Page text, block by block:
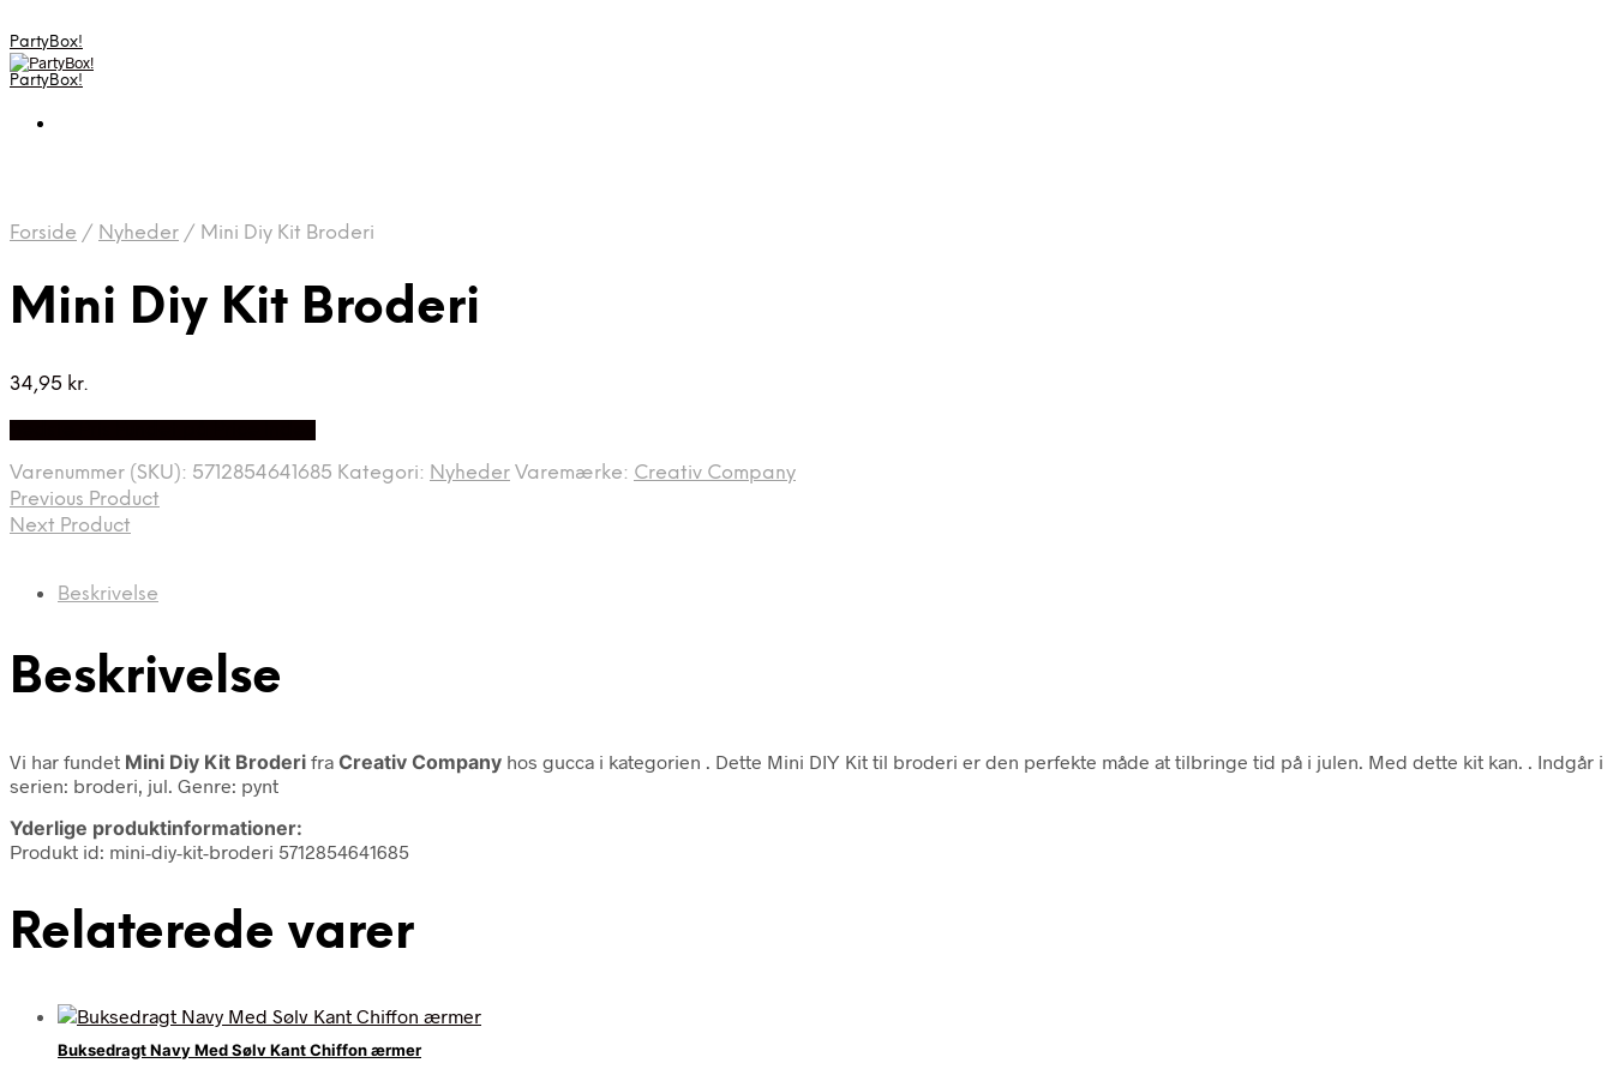
PartyBox!
PartyBox!
Forside / Nyheder / Mini Diy Kit Broderi
Mini Diy Kit Broderi
34,95 kr.
Varenummer (SKU): 5712854641685 Kategori: Nyheder Varemærke: Creativ Company
Previous Product
Next Product
Beskrivelse
Beskrivelse
Vi har fundet Mini Diy Kit Broderi fra Creativ Company hos gucca i kategorien
. Dette Mini DIY Kit til broderi er den perfekte måde at tilbringe tid på i julen. Med dette kit kan. . Indgår i
serien: broderi, jul. Genre: pynt
Yderlige produktinformationer:
Produkt id: mini-diy-kit-broderi 5712854641685
Relaterede varer
Buksedragt Navy Med Sølv Kant Chiffon ærmer